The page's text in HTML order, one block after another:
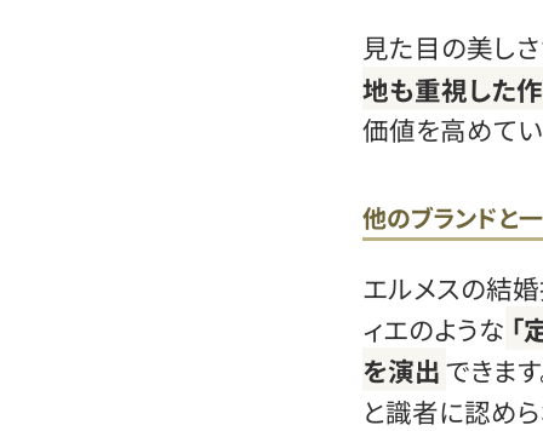
見た目の美しさ
地も重視した
価値を高めてい
他のブランドと
エルメスの結婚
ィエのような
を演出できます
と識者に認め